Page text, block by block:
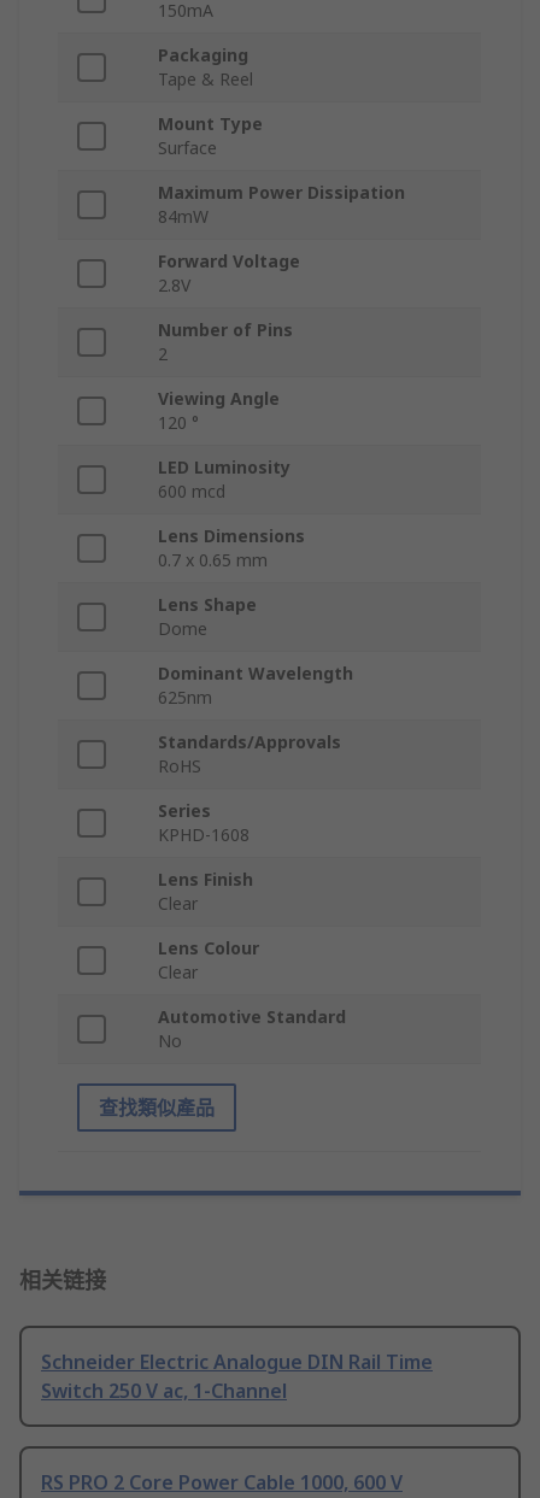
150mA
Packaging
Tape & Reel
Mount Type
Surface
Maximum Power Dissipation
84mW
Forward Voltage
2.8V
Number of Pins
2
Viewing Angle
120 °
LED Luminosity
600 mcd
Lens Dimensions
0.7 x 0.65 mm
Lens Shape
Dome
Dominant Wavelength
625nm
Standards/Approvals
RoHS
Series
KPHD-1608
Lens Finish
Clear
Lens Colour
Clear
Automotive Standard
No
查找類似產品
相关链接
Schneider Electric Analogue DIN Rail Time
Switch 250 V ac, 1-Channel
RS PRO 2 Core Power Cable 1000, 600 V